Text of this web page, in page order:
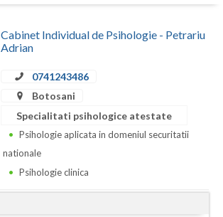
Cabinet Individual de Psihologie - Petrariu
Adrian
0741243486
Botosani
Specialitati psihologice atestate
Psihologie aplicata in domeniul securitatii
nationale
Psihologie clinica